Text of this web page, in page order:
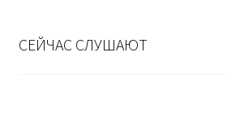
СЕЙЧАС СЛУШАЮТ